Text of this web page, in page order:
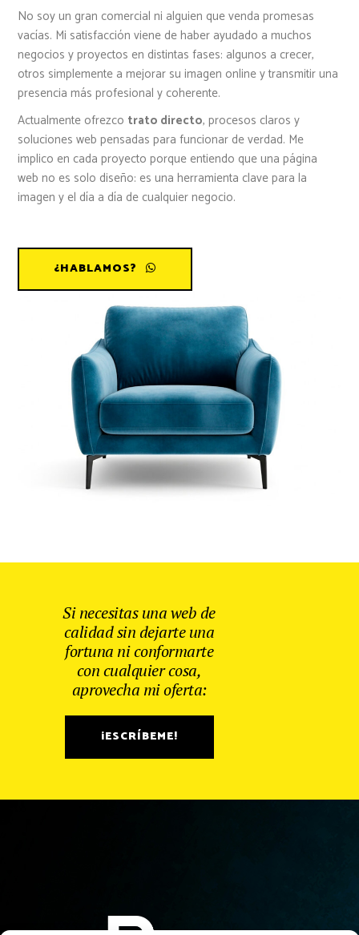
No soy un gran comercial ni alguien que venda promesas
vacías. Mi satisfacción viene de haber ayudado a muchos
negocios y proyectos en distintas fases: algunos a crecer,
otros simplemente a mejorar su imagen online y transmitir una
presencia más profesional y coherente.
Actualmente ofrezco trato directo, procesos claros y
soluciones web pensadas para funcionar de verdad. Me
implico en cada proyecto porque entiendo que una página
web no es solo diseño: es una herramienta clave para la
imagen y el día a día de cualquier negocio.
¿HABLAMOS?
Si necesitas una web de
calidad sin dejarte una
fortuna ni conformarte
con cualquier cosa,
aprovecha mi oferta:
¡ESCRÍBEME!